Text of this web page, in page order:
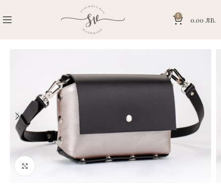
0 0.00 ЛВ.
Click to enlarge